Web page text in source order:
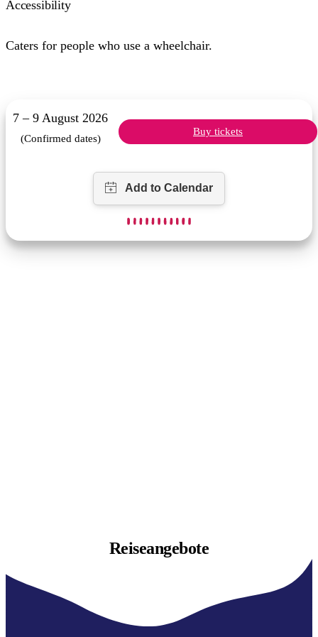
Accessibility
Caters for people who use a wheelchair.
7 – 9 August 2026
(Confirmed dates)
Buy tickets
Reiseangebote